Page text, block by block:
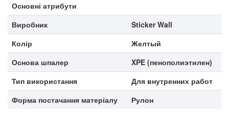
Основні атрибути
Виробник
Sticker Wall
Колір
Желтый
Основа шпалер
XPE (пенополиэтилен)
Тип використання
Для внутренних работ
Форма постачання матеріалу
Рулон